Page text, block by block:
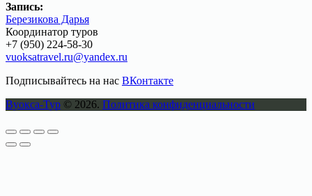
Запись:
Березикова Дарья
Координатор туров
+7 (950) 224-58-30
vuoksatravel.ru@yandex.ru
Подписывайтесь на нас ВКонтакте
Вуокса-Тур © 2026. Политика конфиденциальности